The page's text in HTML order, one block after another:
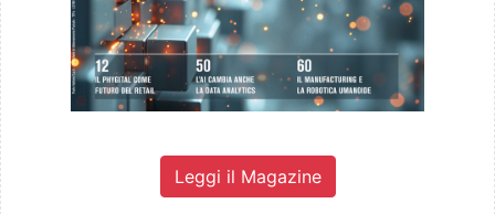
Leggi il Magazine